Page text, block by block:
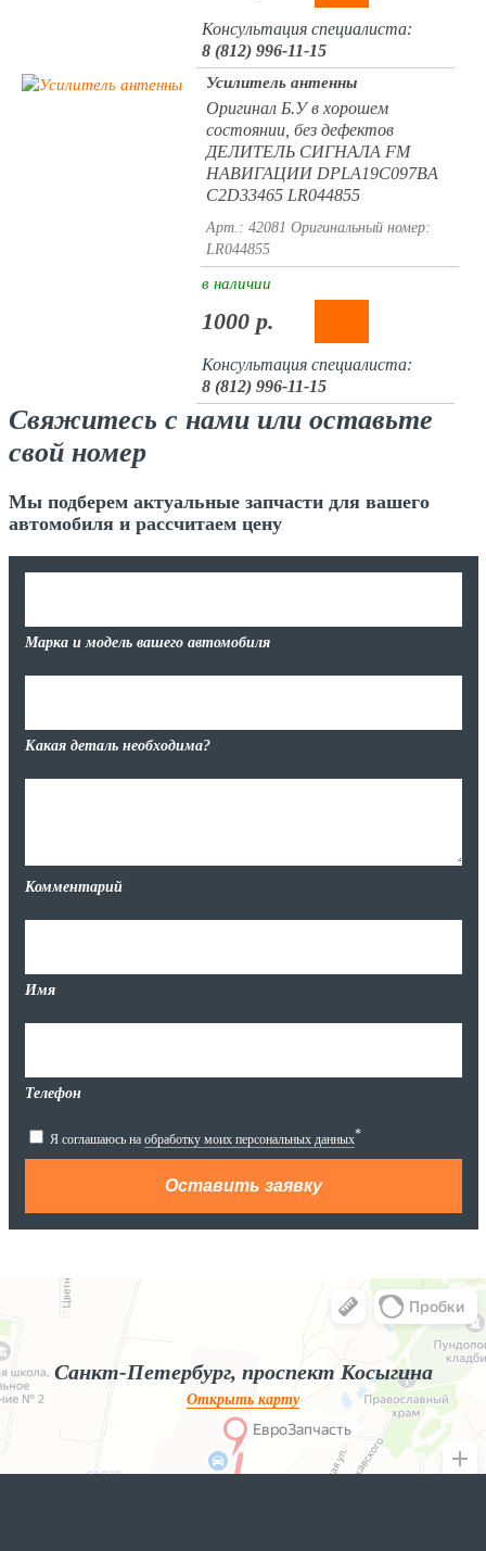
Консультация специалиста:
8 (812) 996-11-15
Усилитель антенны
Оригинал Б.У в хорошем
состоянии, без дефектов
ДЕЛИТЕЛЬ СИГНАЛА FM
НАВИГАЦИИ DPLA19C097BA
C2D33465 LR044855
Арт.: 42081 Оригинальный номер:
LR044855
в наличии
1000 р.
Консультация специалиста:
8 (812) 996-11-15
Свяжитесь с нами или оставьте
свой номер
Мы подберем актуальные запчасти для вашего
автомобиля и рассчитаем цену
Марка и модель вашего автомобиля
Какая деталь необходима?
Комментарий
Имя
Телефон
Я соглашаюсь на обработку моих персональных данных*
Яндекс.Карты
Яндекс.Карты — поиск мест и адресов, городской транспорт
Санкт-Петербург, проспект Косыгина
Открыть карту